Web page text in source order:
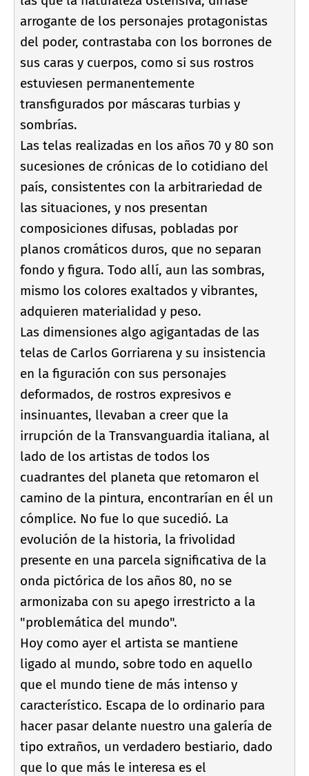
arrogante de los personajes protagonistas
del poder, contrastaba con los borrones de
sus caras y cuerpos, como si sus rostros
estuviesen permanentemente
transfigurados por máscaras turbias y
sombrí­as.
Las telas realizadas en los años 70 y 80 son
sucesiones de crónicas de lo cotidiano del
paí­s, consistentes con la arbitrariedad de
las situaciones, y nos presentan
composiciones difusas, pobladas por
planos cromáticos duros, que no separan
fondo y figura. Todo allí­, aun las sombras,
mismo los colores exaltados y vibrantes,
adquieren materialidad y peso.
Las dimensiones algo agigantadas de las
telas de Carlos Gorriarena y su insistencia
en la figuración con sus personajes
deformados, de rostros expresivos e
insinuantes, llevaban a creer que la
irrupción de la Transvanguardia italiana, al
lado de los artistas de todos los
cuadrantes del planeta que retomaron el
camino de la pintura, encontrarí­an en él un
cómplice. No fue lo que sucedió. La
evolución de la historia, la frivolidad
presente en una parcela significativa de la
onda pictórica de los años 80, no se
armonizaba con su apego irrestricto a la
"problemática del mundo".
Hoy como ayer el artista se mantiene
ligado al mundo, sobre todo en aquello
que el mundo tiene de más intenso y
caracterí­stico. Escapa de lo ordinario para
hacer pasar delante nuestro una galerí­a de
tipo extraños, un verdadero bestiario, dado
que lo que más le interesa es el